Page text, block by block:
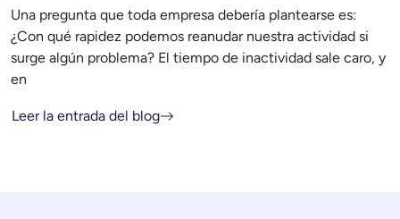
Una pregunta que toda empresa debería plantearse es:
¿Con qué rapidez podemos reanudar nuestra actividad si
surge algún problema? El tiempo de inactividad sale caro, y
en
Leer la entrada del blog